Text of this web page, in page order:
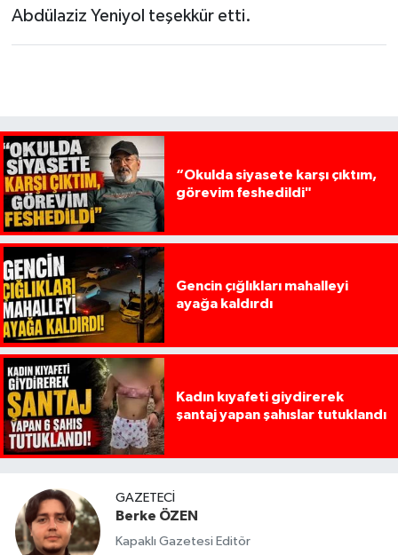
Abdülaziz Yeniyol teşekkür etti.
“Okulda siyasete karşı çıktım,
görevim feshedildi"
Gencin çığlıkları mahalleyi
ayağa kaldırdı
Kadın kıyafeti giydirerek
şantaj yapan şahıslar tutuklandı
GAZETECI
Berke ÖZEN
Kapaklı Gazetesi Editör